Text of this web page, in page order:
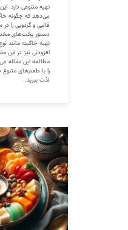
تهیه متنوعی دارد.
می‌دهد که چگونه
قالبی و گردویی را در
دستور پخت‌های
تهیه خاگینه مانند
افزودنی نیز در این
مطالعه این مقاله
را با طعم‌های
لذت ببرید.